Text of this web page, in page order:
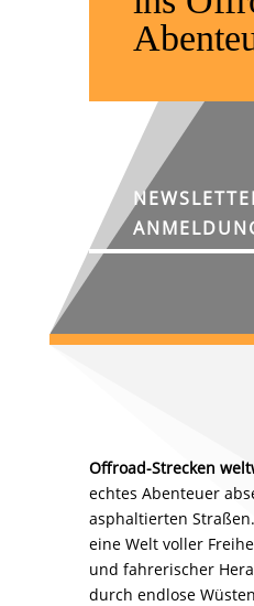
Offroad-Strecken
echtes Abenteuer
asphaltierten
eine Welt voller
und fahrerischer
durch endlose